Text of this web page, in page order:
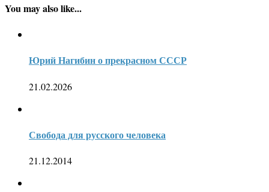
You may also like...
Юрий Нагибин о прекрасном СССР
21.02.2026
Свобода для русского человека
21.12.2014